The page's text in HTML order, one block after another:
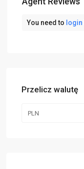
You need to login
Przelicz walutę
PLN